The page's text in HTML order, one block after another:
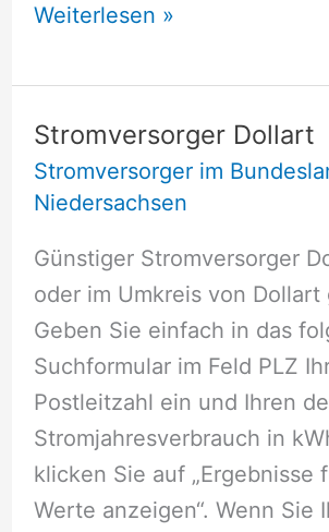
Stromversorger
Weiterlesen »
Stromversorger Dollart
Stromversorger im
Niedersachsen
Günstiger Stromversorger
oder im Umkreis von Dollart
Geben Sie einfach in das
Suchformular im Feld PLZ
Postleitzahl ein und Ihren
Stromjahresverbrauch in
klicken Sie auf „Ergebnisse
Werte anzeigen“. Wenn Sie